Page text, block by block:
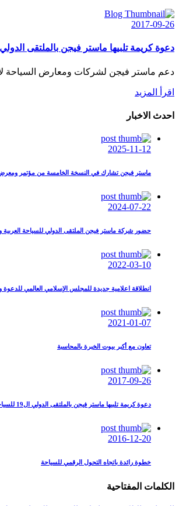
2017-09-26
دعوة كريمة تلبيها ماستر فيجن بالملتقى الدولي ال19 للسياحة العربية
دعم ماستر فيجن لشركات ومعارض السياحة لا
اقرأ المزيد
احدث الاخبار
2025-11-12
ماستر فيجن تشارك في النسخة الخامسة من مؤتمر
2024-07-22
حضور شركة ماستر فيجن الملتقى الدولي للسياحة العربية
2022-03-10
انطلاقة اعلامية جديدة للمجلس الإسلامي العالمي للدعوة
2021-01-07
تعاون مع أكبر بيوت الخبرة بالمحاسبة
2017-09-26
دعوة كريمة تلبيها ماستر فيجن بالملتقى الدولي ال19 للسياحة العربية والدينية
2016-12-20
خطوة رائدة باتجاه التحول الرقمي للسياحة
الكلمات المفتاحية